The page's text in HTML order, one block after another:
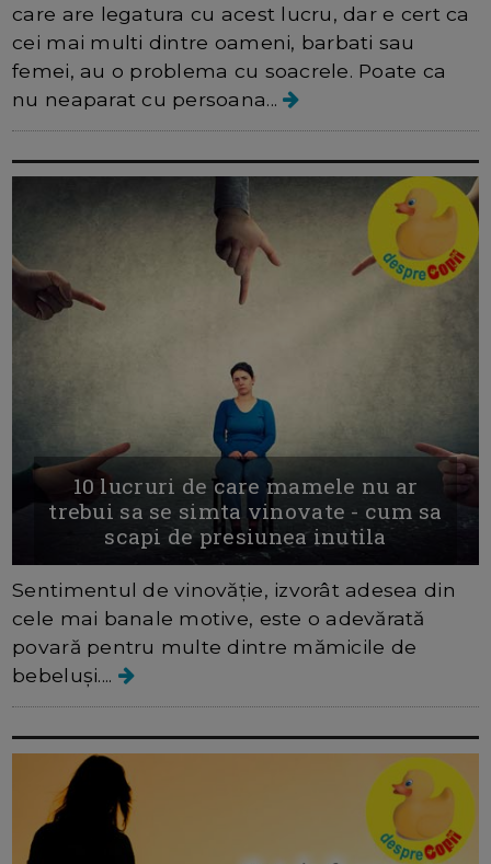
care are legatura cu acest lucru, dar e cert ca
cei mai multi dintre oameni, barbati sau
femei, au o problema cu soacrele. Poate ca
nu neaparat cu persoana...
10 lucruri de care mamele nu ar
trebui sa se simta vinovate - cum sa
scapi de presiunea inutila
Sentimentul de vinovăție, izvorât adesea din
cele mai banale motive, este o adevărată
povară pentru multe dintre mămicile de
bebeluși....